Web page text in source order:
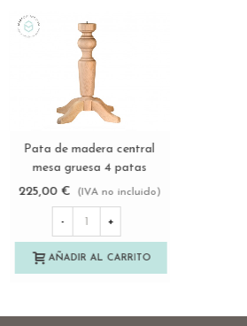
Ver más
Tablero de madera pino
macizo tres medidas
Ref.AS12699
40,00 € (IVA no incluido)
+
AÑADIR AL CARRITO